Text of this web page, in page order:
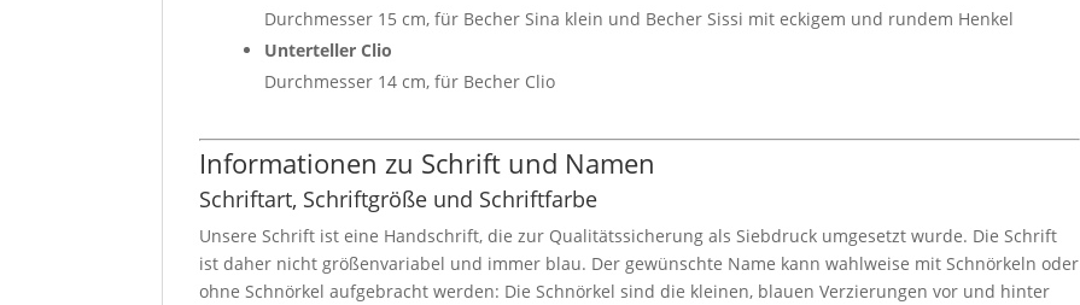
Durchmesser 15 cm, für Becher Sina klein und Becher Sissi mit eckigem und rundem Henkel
Unterteller Clio
Durchmesser 14 cm, für Becher Clio
Informationen zu Schrift und Namen
Schriftart, Schriftgröße und Schriftfarbe
Unsere Schrift ist eine Handschrift, die zur Qualitätssicherung als Siebdruck umgesetzt wurde. Die Schrift
ist daher nicht größenvariabel und immer blau. Der gewünschte Name kann wahlweise mit Schnörkeln oder
ohne Schnörkel aufgebracht werden: Die Schnörkel sind die kleinen, blauen Verzierungen vor und hinter